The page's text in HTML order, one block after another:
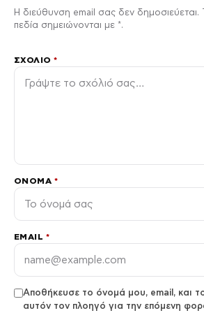
Η διεύθυνση email σας δεν δημοσιεύεται.
πεδία σημειώνονται με *.
ΣΧΌΛΙΟ*
ΌΝΟΜΑ *
EMAIL *
Αποθήκευσε το όνομά μου, email, και
αυτόν τον πλοηγό για την επόμενη